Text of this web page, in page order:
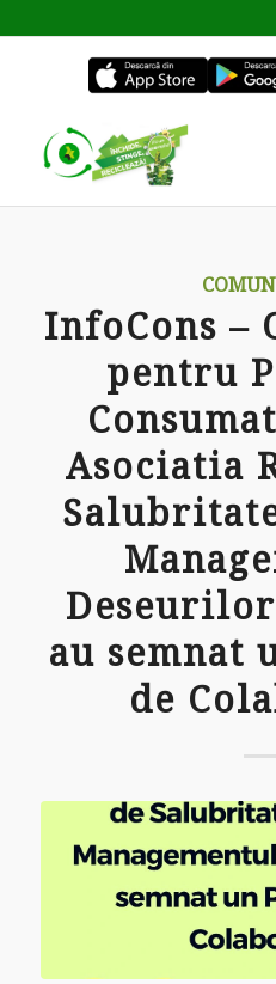
InfoCons –
pentru
Asociatia
Deseurilor
au semnat
de